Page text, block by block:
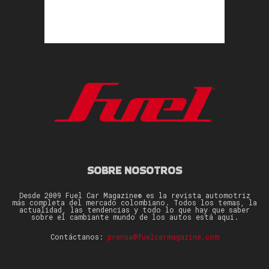
SOBRE NOSOTROS
Desde 2009 Fuel Car Magazine® es la revista automotriz
más completa del mercado colombiano. Todos los temas, la
actualidad, las tendencias y todo lo que hay que saber
sobre el cambiante mundo de los autos está aquí.
Contáctanos: prensa@fuelcarmagazine.com